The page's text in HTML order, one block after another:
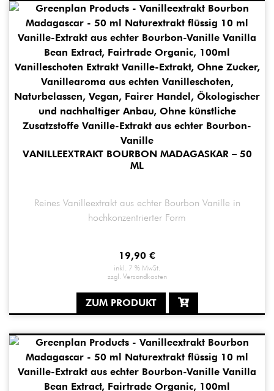
VANILLEEXTRAKT BOURBON MADAGASKAR – 50
ML
Reines Vanilleextrakt aus echter Bourbon Vanille in
hochkonzentrierter Form
19,90 €
inkl. 7 % MwSt.
zzgl. Versandkosten
ZUM PRODUKT